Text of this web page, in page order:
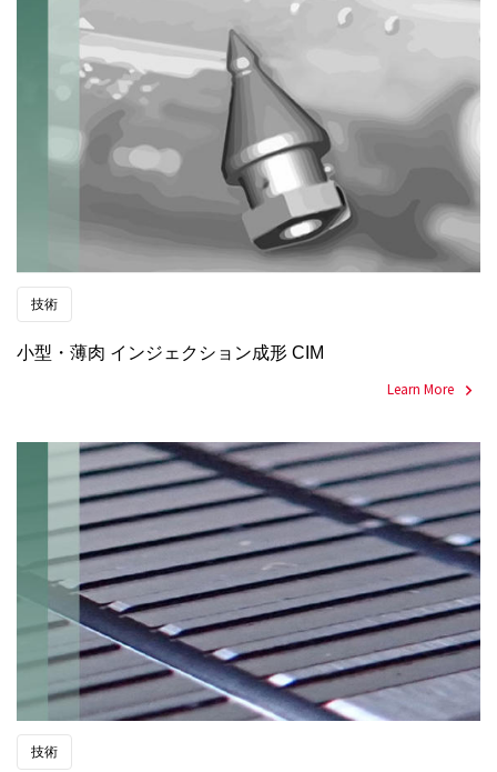
技術
小型・薄肉 インジェクション成形 CIM
Learn More
技術